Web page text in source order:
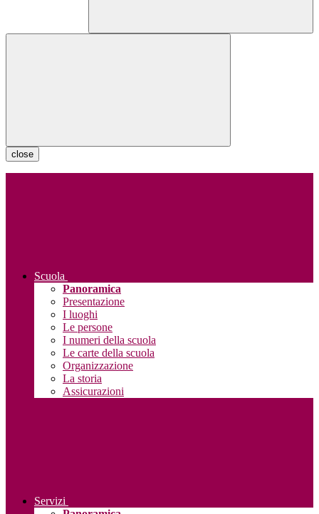
close
Scuola
Panoramica
Presentazione
I luoghi
Le persone
I numeri della scuola
Le carte della scuola
Organizzazione
La storia
Assicurazioni
Servizi